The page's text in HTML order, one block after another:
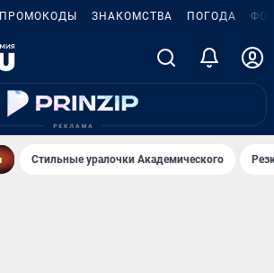
ПРОМОКОДЫ ЗНАКОМСТВА ПОГОДА
Стильные уралочки Академического